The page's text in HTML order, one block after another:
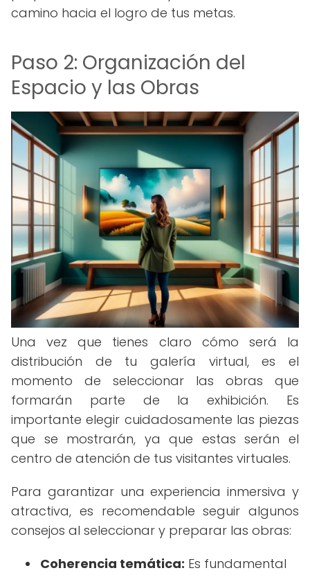
camino hacia el logro de tus metas.
Paso 2: Organización del
Espacio y las Obras
Una vez que tienes claro cómo será la
distribución de tu galería virtual, es el
momento de seleccionar las obras que
formarán parte de la exhibición. Es
importante elegir cuidadosamente las piezas
que se mostrarán, ya que estas serán el
centro de atención de tus visitantes virtuales.
Para garantizar una experiencia inmersiva y
atractiva, es recomendable seguir algunos
consejos al seleccionar y preparar las obras:
Coherencia temática: Es fundamental